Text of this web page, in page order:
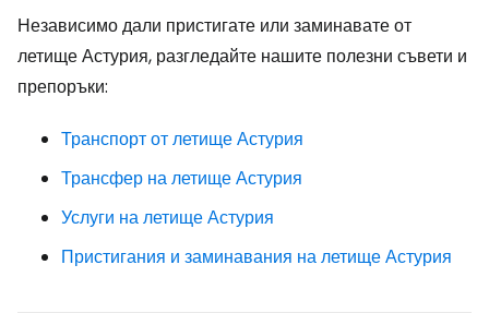
Независимо дали пристигате или заминавате от
летище Астурия, разгледайте нашите полезни съвети и
препоръки:
Транспорт от летище Астурия
Трансфер на летище Астурия
Услуги на летище Астурия
Пристигания и заминавания на летище Астурия